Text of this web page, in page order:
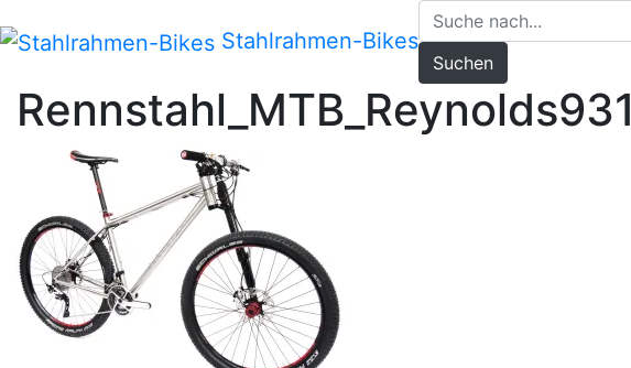
Inhalt
Stahlrahmen-Bikes
Suchen
Rennstahl_MTB_Reynolds931